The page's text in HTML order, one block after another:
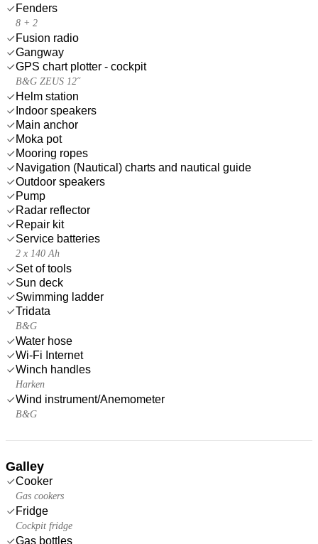
Fenders
8 + 2
Fusion radio
Gangway
GPS chart plotter - cockpit
B&G ZEUS 12˝
Helm station
Indoor speakers
Main anchor
Moka pot
Mooring ropes
Navigation (Nautical) charts and nautical guide
Outdoor speakers
Pump
Radar reflector
Repair kit
Service batteries
2 x 140 Ah
Set of tools
Sun deck
Swimming ladder
Tridata
B&G
Water hose
Wi-Fi Internet
Winch handles
Harken
Wind instrument/Anemometer
B&G
Galley
Cooker
Gas cookers
Fridge
Cockpit fridge
Gas bottles